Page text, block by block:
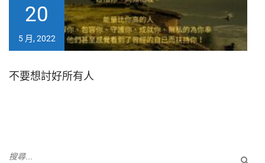
20
5 月, 2022
不要想討好所有人